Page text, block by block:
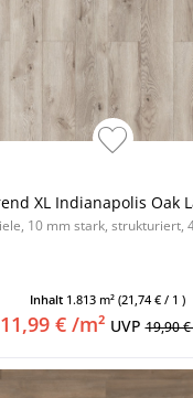
XL Indianapolis Oak
10 mm stark, strukturiert,
Inhalt 1.813 m² (21,74 € / 1 )
11,99 € /m² UVP19,90 €